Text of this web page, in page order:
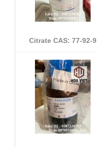
Citrate CAS: 77-92-9